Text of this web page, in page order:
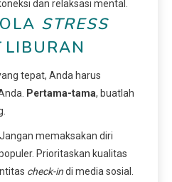
dan relaksasi mental.
STRESS
LIBURAN
tepat, Anda harus
Pertama-tama, buatlah
Jangan memaksakan diri
Prioritaskan kualitas
check-indi media sosial.